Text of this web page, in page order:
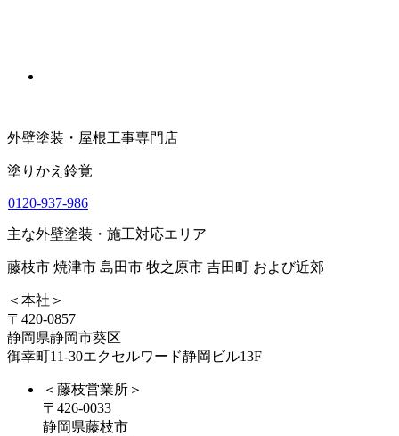
外壁塗装・屋根工事専門店
塗りかえ鈴覚
0120-937-986
主な外壁塗装・施工対応エリア
藤枝市 焼津市 島田市 牧之原市 吉田町 および近郊
＜本社＞
〒420-0857
静岡県静岡市葵区
御幸町11-30エクセルワード静岡ビル13F
＜藤枝営業所＞
〒426-0033
静岡県藤枝市